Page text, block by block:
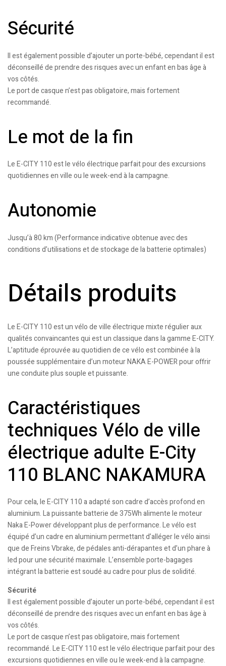
Sécurité
Il est également possible d’ajouter un porte-bébé, cependant il est
déconseillé de prendre des risques avec un enfant en bas âge à
vos côtés.
Le port de casque n’est pas obligatoire, mais fortement
recommandé.
Le mot de la fin
Le E-CITY 110 est le vélo électrique parfait pour des excursions
quotidiennes en ville ou le week-end à la campagne.
Autonomie
Jusqu’à 80 km (Performance indicative obtenue avec des
conditions d’utilisations et de stockage de la batterie optimales)
Détails produits
Le E-CITY 110 est un vélo de ville électrique mixte régulier aux
qualités convaincantes qui est un classique dans la gamme E-CITY.
L’aptitude éprouvée au quotidien de ce vélo est combinée à la
poussée supplémentaire d’un moteur NAKA E-POWER pour offrir
une conduite plus souple et puissante.
Caractéristiques
techniques Vélo de ville
électrique adulte E-City
110 BLANC NAKAMURA
Pour cela, le E-CITY 110 a adapté son cadre d’accès profond en
aluminium. La puissante batterie de 375Wh alimente le moteur
Naka E-Power développant plus de performance. Le vélo est
équipé d’un cadre en aluminium permettant d’alléger le vélo ainsi
que de Freins Vbrake, de pédales anti-dérapantes et d’un phare à
led pour une sécurité maximale. L’ensemble porte-bagages
intégrant la batterie est soudé au cadre pour plus de solidité.
Sécurité
Il est également possible d’ajouter un porte-bébé, cependant il est
déconseillé de prendre des risques avec un enfant en bas âge à
vos côtés.
Le port de casque n’est pas obligatoire, mais fortement
recommandé. Le E-CITY 110 est le vélo électrique parfait pour des
excursions quotidiennes en ville ou le week-end à la campagne.